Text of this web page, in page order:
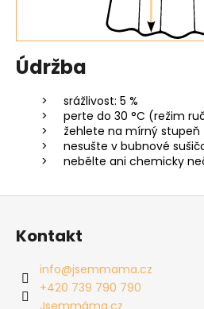
Údržba
srážlivost: 5 %
perte do 30 °C (režim
žehlete na mírný stupeň
nesušte v bubnové
nebělte ani chemicky
Z
Kontakt
info@jsemmama.cz
+420 739 790 790